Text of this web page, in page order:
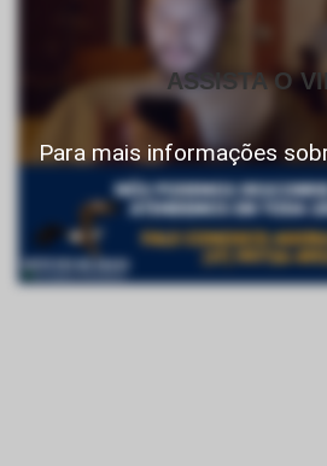
ASSISTA O
Para mais informações